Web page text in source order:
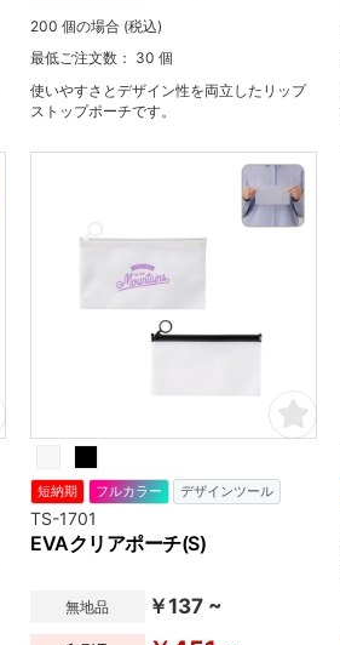
200 個の場合 (税込)
最低ご注文数： 30 個
使いやすさとデザイン性を両立したリップ
ストップポーチです。
短納期 フルカラー デザインツール
TS-1701
EVAクリアポーチ(S)
無地品 ￥137 ~